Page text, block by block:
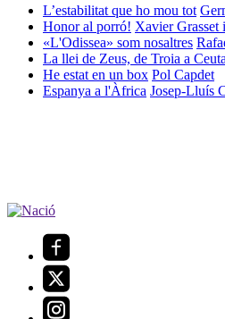
L’estabilitat que ho mou tot
Honor al porró! Xavier Grasset
«L'Odissea» som nosaltres
La llei de Zeus, de Troia a Ceuta
He estat en un box Pol Capdet
Espanya a l'Àfrica Josep-Lluís